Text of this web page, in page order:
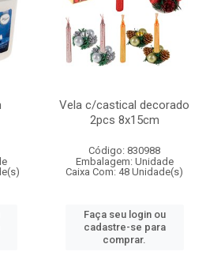
Vela c/castical decorado
2pcs 8x15cm
Código: 830988
Embalagem: Unidade
Caixa Com: 48 Unidade(s)
Faça seu login ou
cadastre-se para
comprar.